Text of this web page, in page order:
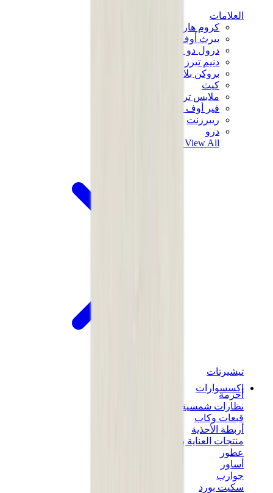
العلامات
كروم هارتس
بيرث أوف رويال تشايلد
درول دو مونسيور
دنيم تيرز
بروكن بلانت
كيث
ملابس ترافيس سكوت
فير أوف غاد × إيسنشالز
ريبرزنت
درو
View All
تيشيرتات
إكسسوارات
أحزمة
نظارات شمسية
قبعات وكاب
أربطة الأحذية
منتجات العناية بالسنيكرز
عطور
أساور
جوارب
سكيت بورد